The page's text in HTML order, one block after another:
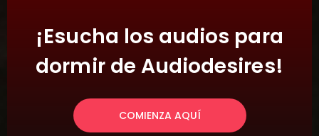
¡Esucha los audios para
dormir de Audiodesires!
COMIENZA AQUÍ